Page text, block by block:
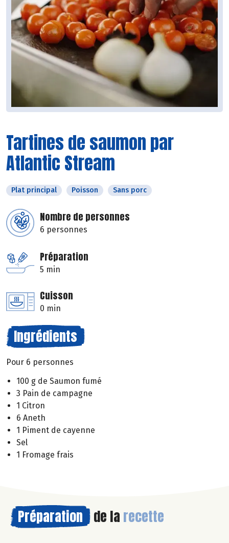
Tartines de saumon par
Atlantic Stream
Plat principal Poisson Sans porc
Nombre de personnes
6 personnes
Préparation
5 min
Cuisson
0 min
Ingrédients
Pour 6 personnes
100 g de Saumon fumé
3 Pain de campagne
1 Citron
6 Aneth
1 Piment de cayenne
Sel
1 Fromage frais
Préparation de la recette